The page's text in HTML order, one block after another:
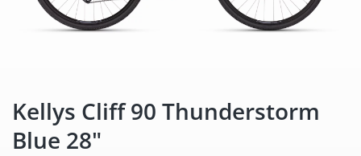
Kellys Cliff 90 Thunderstorm
Blue 28"